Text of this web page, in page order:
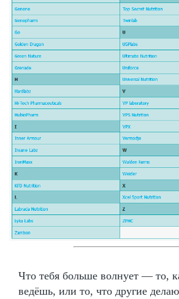
Что тебя больше волнует — то,
ведёшь, или то, что другие